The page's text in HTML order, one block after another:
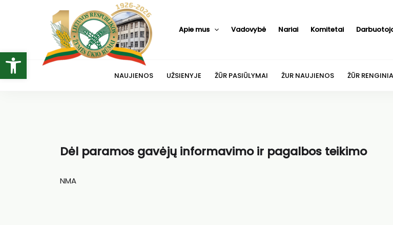
Open toolbar
Apie mus Vadovybė Nariai Komitetai
NAUJIENOS UŽSIENYJE ŽŪR PASIŪLYMAI ŽUR NAUJIENOS ŽŪR
Dėl paramos gavėjų informavimo ir pagalbos teikimo
NMA